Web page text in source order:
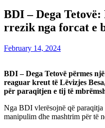
BDI – Dega Tetovë:
rrezik nga forcat e
February 14, 2024
BDI – Dega Tetovë përmes
reaguar kreut të Lëvizjes
për paraqitjen e tij të
Nga BDI vlerësojnë që
manipulim dhe mashtrim për të